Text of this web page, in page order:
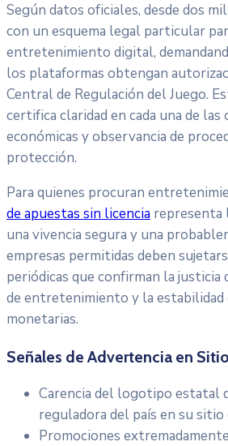
Según datos oficiales, desde dos
con un esquema legal particular
entretenimiento digital,
los plataformas obtengan
Central de Regulación del Juego.
certifica claridad en cada una de las
económicas y observancia de
protección.
Para quienes procuran
de apuestas sin licencia representa
una vivencia segura y una
empresas permitidas deben
periódicas que confirman la justicia
de entretenimiento y la estabilidad
monetarias.
Señales de Advertencia en
Carencia del logotipo estatal
reguladora del país en su sitio
Promociones